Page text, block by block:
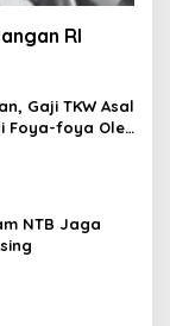
RI
Gaji TKW Asal
Foya-foya Oleh
NTB Jaga